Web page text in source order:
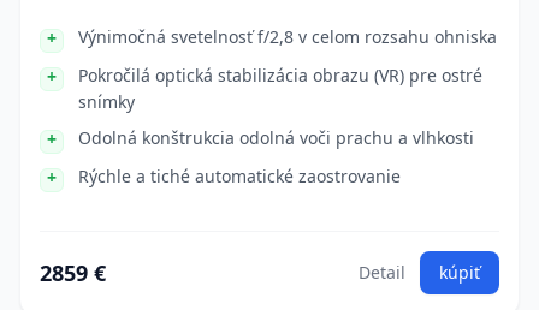
Výnimočná svetelnosť f/2,8 v celom rozsahu ohniska
Pokročilá optická stabilizácia obrazu (VR) pre ostré
snímky
Odolná konštrukcia odolná voči prachu a vlhkosti
Rýchle a tiché automatické zaostrovanie
2859 € Detail kúpiť